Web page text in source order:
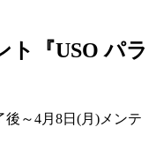
ト『USO パラ
後～4月8日(月)メンテ